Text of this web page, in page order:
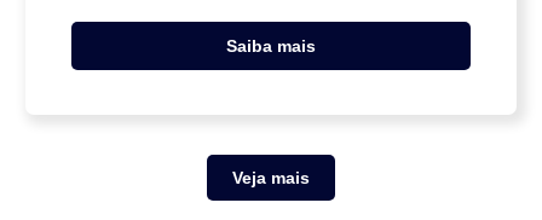
Saiba mais
Veja mais